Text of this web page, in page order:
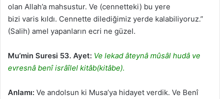
olan Allah’a mahsustur. Ve (cennetteki) bu yere
bizi varis kıldı. Cennette dilediğimiz yerde kalabiliyoruz.”
(Salih) amel yapanların ecri ne güzel.
Mu’min Suresi 53. Ayet: Ve lekad âteynâ mûsâl hudâ ve
evresnâ benî isrâîlel kitâb(kitâbe).
Anlamı: Ve andolsun ki Musa’ya hidayet verdik. Ve Benî